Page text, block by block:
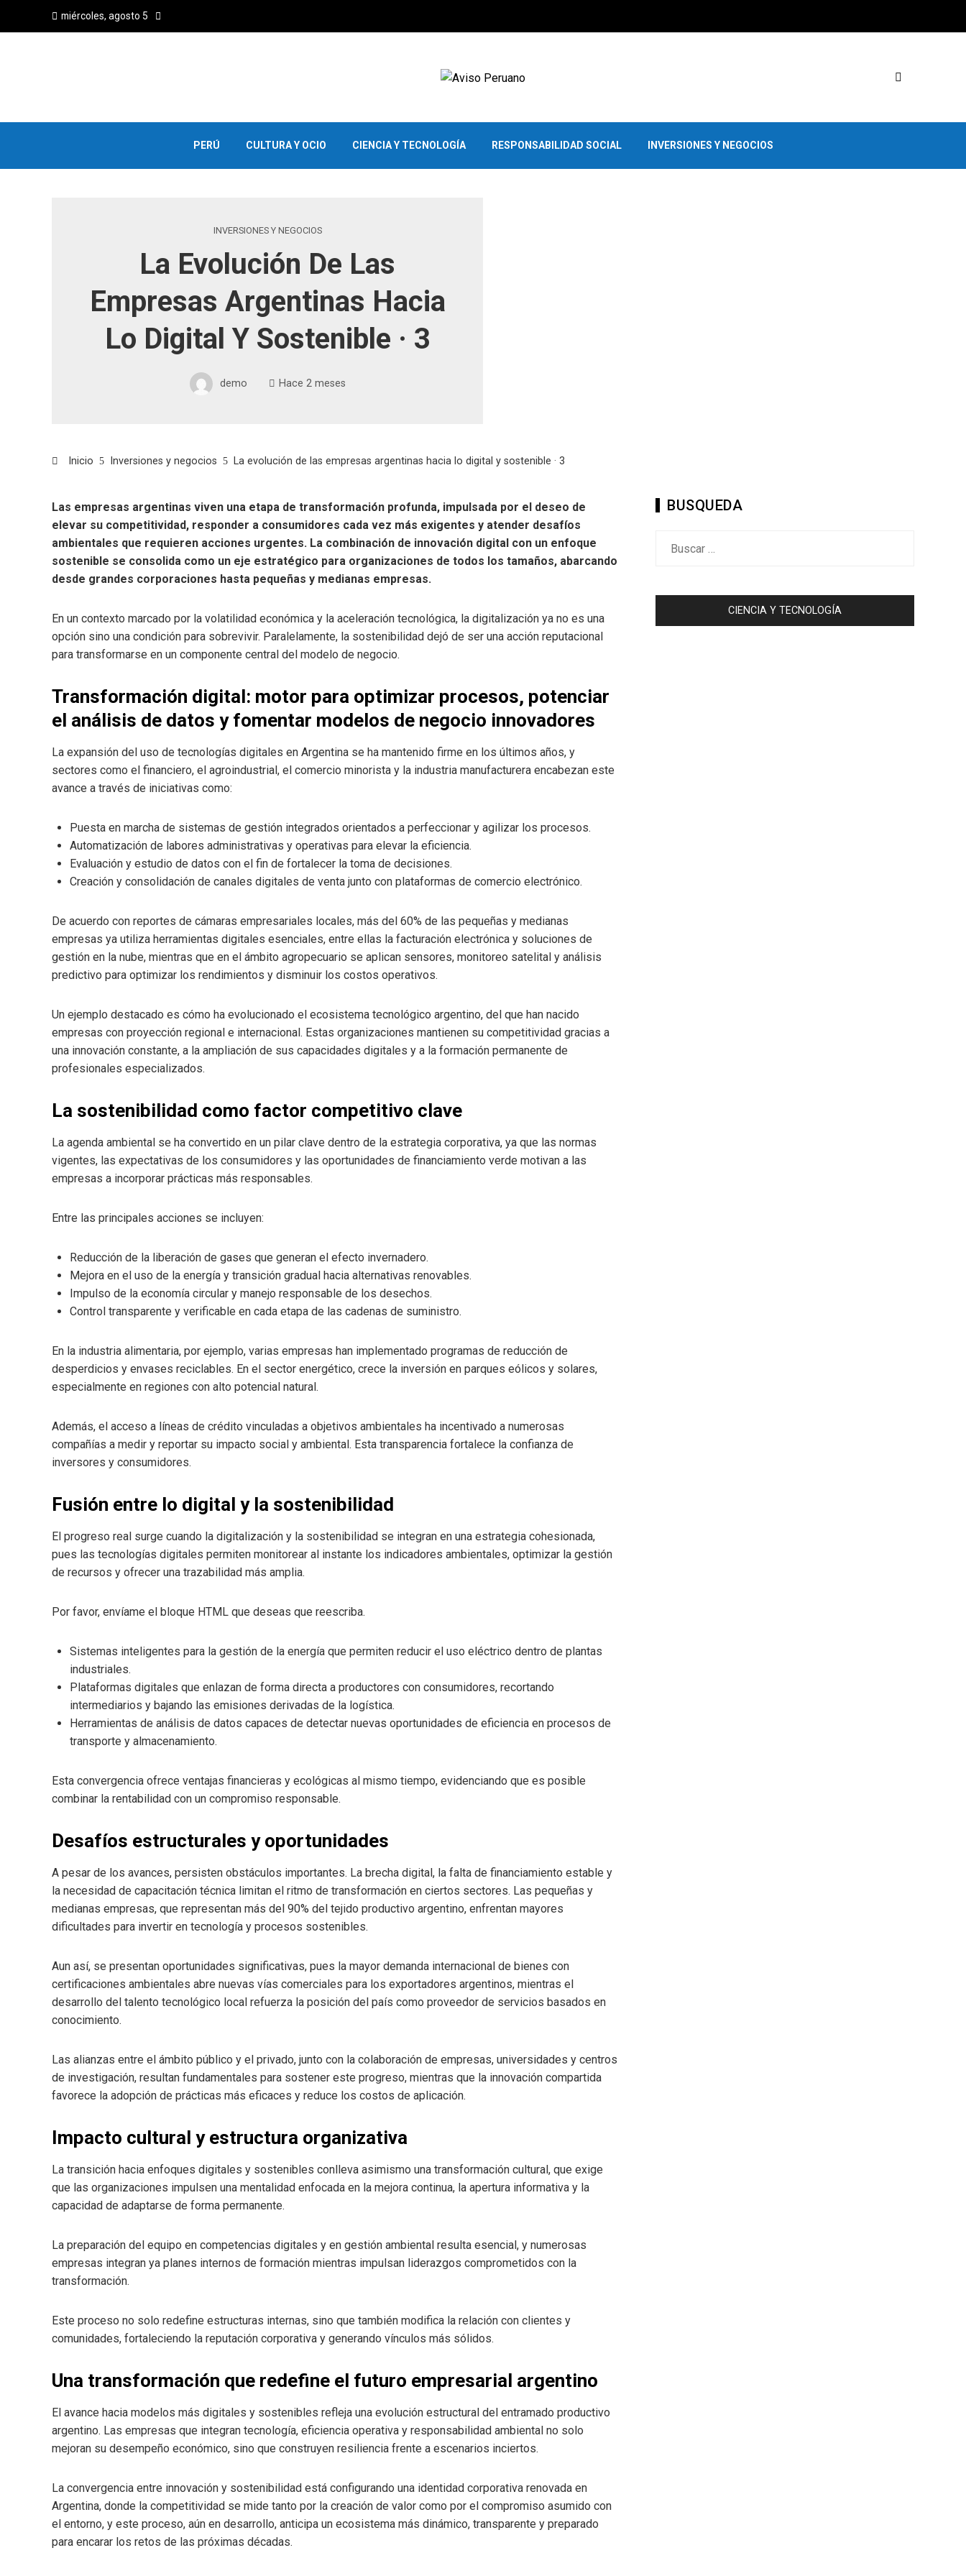
miércoles, agosto 5
PERÚ CULTURA Y OCIO CIENCIA Y TECNOLOGÍA RESPONSABILIDAD SOCIAL INVERSIONES Y NEGOCIOS
INVERSIONES Y NEGOCIOS
La Evolución De Las
Empresas Argentinas Hacia
Lo Digital Y Sostenible · 3
demo Hace 2 meses
Inicio Inversiones y negocios La evolución de las empresas argentinas hacia lo digital y sostenible · 3
Las empresas argentinas viven una etapa de transformación profunda, impulsada por el deseo de
elevar su competitividad, responder a consumidores cada vez más exigentes y atender desafíos
ambientales que requieren acciones urgentes. La combinación de innovación digital con un enfoque
sostenible se consolida como un eje estratégico para organizaciones de todos los tamaños, abarcando
desde grandes corporaciones hasta pequeñas y medianas empresas.
En un contexto marcado por la volatilidad económica y la aceleración tecnológica, la digitalización ya no es una
opción sino una condición para sobrevivir. Paralelamente, la sostenibilidad dejó de ser una acción reputacional
para transformarse en un componente central del modelo de negocio.
Transformación digital: motor para optimizar procesos, potenciar
el análisis de datos y fomentar modelos de negocio innovadores
La expansión del uso de tecnologías digitales en Argentina se ha mantenido firme en los últimos años, y
sectores como el financiero, el agroindustrial, el comercio minorista y la industria manufacturera encabezan este
avance a través de iniciativas como:
Puesta en marcha de sistemas de gestión integrados orientados a perfeccionar y agilizar los procesos.
Automatización de labores administrativas y operativas para elevar la eficiencia.
Evaluación y estudio de datos con el fin de fortalecer la toma de decisiones.
Creación y consolidación de canales digitales de venta junto con plataformas de comercio electrónico.
De acuerdo con reportes de cámaras empresariales locales, más del 60% de las pequeñas y medianas
empresas ya utiliza herramientas digitales esenciales, entre ellas la facturación electrónica y soluciones de
gestión en la nube, mientras que en el ámbito agropecuario se aplican sensores, monitoreo satelital y análisis
predictivo para optimizar los rendimientos y disminuir los costos operativos.
Un ejemplo destacado es cómo ha evolucionado el ecosistema tecnológico argentino, del que han nacido
empresas con proyección regional e internacional. Estas organizaciones mantienen su competitividad gracias a
una innovación constante, a la ampliación de sus capacidades digitales y a la formación permanente de
profesionales especializados.
La sostenibilidad como factor competitivo clave
La agenda ambiental se ha convertido en un pilar clave dentro de la estrategia corporativa, ya que las normas
vigentes, las expectativas de los consumidores y las oportunidades de financiamiento verde motivan a las
empresas a incorporar prácticas más responsables.
Entre las principales acciones se incluyen:
Reducción de la liberación de gases que generan el efecto invernadero.
Mejora en el uso de la energía y transición gradual hacia alternativas renovables.
Impulso de la economía circular y manejo responsable de los desechos.
Control transparente y verificable en cada etapa de las cadenas de suministro.
En la industria alimentaria, por ejemplo, varias empresas han implementado programas de reducción de
desperdicios y envases reciclables. En el sector energético, crece la inversión en parques eólicos y solares,
especialmente en regiones con alto potencial natural.
Además, el acceso a líneas de crédito vinculadas a objetivos ambientales ha incentivado a numerosas
compañías a medir y reportar su impacto social y ambiental. Esta transparencia fortalece la confianza de
inversores y consumidores.
Fusión entre lo digital y la sostenibilidad
El progreso real surge cuando la digitalización y la sostenibilidad se integran en una estrategia cohesionada,
pues las tecnologías digitales permiten monitorear al instante los indicadores ambientales, optimizar la gestión
de recursos y ofrecer una trazabilidad más amplia.
Por favor, envíame el bloque HTML que deseas que reescriba.
Sistemas inteligentes para la gestión de la energía que permiten reducir el uso eléctrico dentro de plantas
industriales.
Plataformas digitales que enlazan de forma directa a productores con consumidores, recortando
intermediarios y bajando las emisiones derivadas de la logística.
Herramientas de análisis de datos capaces de detectar nuevas oportunidades de eficiencia en procesos de
transporte y almacenamiento.
Esta convergencia ofrece ventajas financieras y ecológicas al mismo tiempo, evidenciando que es posible
combinar la rentabilidad con un compromiso responsable.
Desafíos estructurales y oportunidades
A pesar de los avances, persisten obstáculos importantes. La brecha digital, la falta de financiamiento estable y
la necesidad de capacitación técnica limitan el ritmo de transformación en ciertos sectores. Las pequeñas y
medianas empresas, que representan más del 90% del tejido productivo argentino, enfrentan mayores
dificultades para invertir en tecnología y procesos sostenibles.
Aun así, se presentan oportunidades significativas, pues la mayor demanda internacional de bienes con
certificaciones ambientales abre nuevas vías comerciales para los exportadores argentinos, mientras el
desarrollo del talento tecnológico local refuerza la posición del país como proveedor de servicios basados en
conocimiento.
Las alianzas entre el ámbito público y el privado, junto con la colaboración de empresas, universidades y centros
de investigación, resultan fundamentales para sostener este progreso, mientras que la innovación compartida
favorece la adopción de prácticas más eficaces y reduce los costos de aplicación.
Impacto cultural y estructura organizativa
La transición hacia enfoques digitales y sostenibles conlleva asimismo una transformación cultural, que exige
que las organizaciones impulsen una mentalidad enfocada en la mejora continua, la apertura informativa y la
capacidad de adaptarse de forma permanente.
La preparación del equipo en competencias digitales y en gestión ambiental resulta esencial, y numerosas
empresas integran ya planes internos de formación mientras impulsan liderazgos comprometidos con la
transformación.
Este proceso no solo redefine estructuras internas, sino que también modifica la relación con clientes y
comunidades, fortaleciendo la reputación corporativa y generando vínculos más sólidos.
Una transformación que redefine el futuro empresarial argentino
El avance hacia modelos más digitales y sostenibles refleja una evolución estructural del entramado productivo
argentino. Las empresas que integran tecnología, eficiencia operativa y responsabilidad ambiental no solo
mejoran su desempeño económico, sino que construyen resiliencia frente a escenarios inciertos.
La convergencia entre innovación y sostenibilidad está configurando una identidad corporativa renovada en
Argentina, donde la competitividad se mide tanto por la creación de valor como por el compromiso asumido con
el entorno, y este proceso, aún en desarrollo, anticipa un ecosistema más dinámico, transparente y preparado
para encarar los retos de las próximas décadas.
BUSQUEDA
CIENCIA Y TECNOLOGÍA